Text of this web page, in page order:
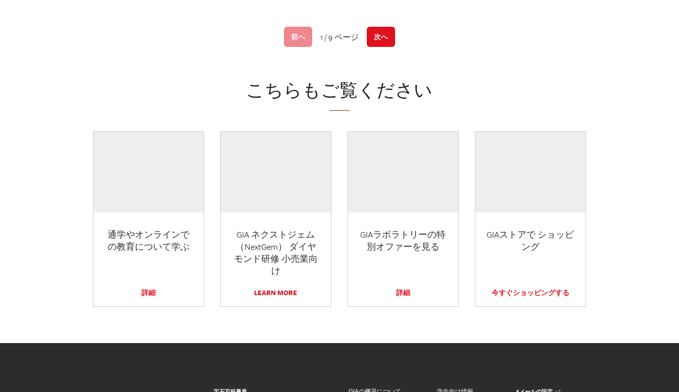
前へ 1 / 9 ページ 次へ
こちらもご覧ください
通学やオンラインで
の教育について学ぶ
詳細
GIA ネクストジェム
（NextGem） ダイヤ
モンド研修 小売業向
け
LEARN MORE
GIAラボラトリーの特
別オファーを見る
詳細
GIAストアで ショッピ
ング
今すぐショッピングする